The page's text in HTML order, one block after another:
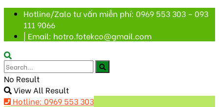
Hotline/Zalo tư vấn miễn phí: 0969 553 303 – 093
111 9066
| Email: hotro.fotekco@gmail.com
No Result
View All Result
Hotline: 0969 553 303